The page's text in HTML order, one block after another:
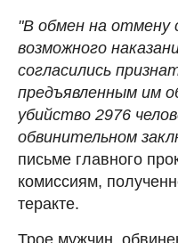
"В обмен на отмену
возможного
согласились
предъявленным им
убийство 2976
обвинительном
письме главного
комиссиям,
теракте.
Трое мужчин,